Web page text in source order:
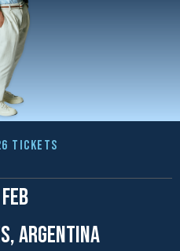
TICKETS
ARGENTINA